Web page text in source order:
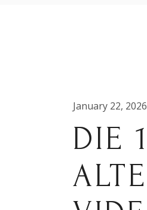
January 22, 2026
DIE